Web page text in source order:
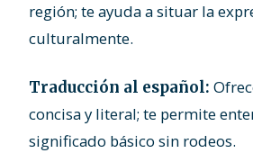
región; te ayuda a situar la
culturalmente.
Traducción al español:
concisa y literal; te permite
significado básico sin rodeos.